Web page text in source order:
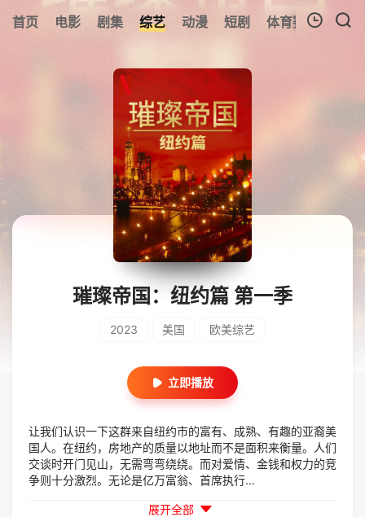
首页 电影 剧集 综艺 动漫 短剧 体育赛事 预告
暂无观看影片的记录
璀璨帝国：纽约篇 第一季
2023 美国 欧美综艺
立即播放
让我们认识一下这群来自纽约市的富有、成熟、有趣的亚裔美
国人。在纽约，房地产的质量以地址而不是面积来衡量。人们
交谈时开门见山，无需弯弯绕绕。而对爱情、金钱和权力的竞
争则十分激烈。无论是亿万富翁、首席执行...
展开全部